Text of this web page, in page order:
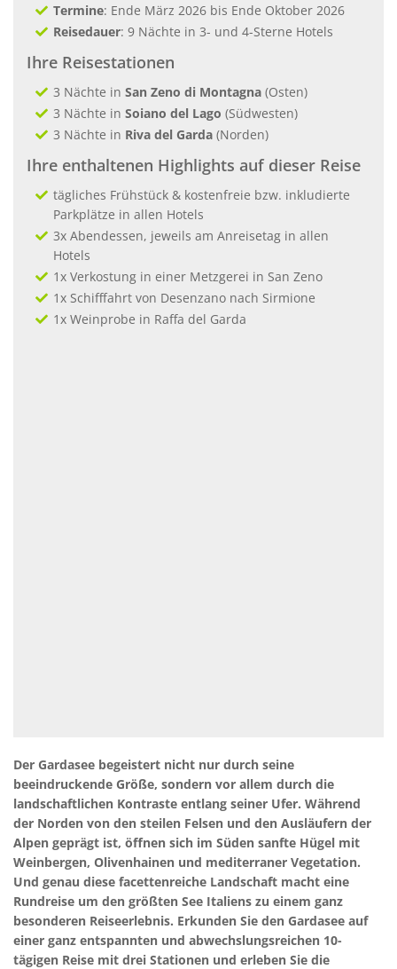
Termine: Ende März 2026 bis Ende Oktober 2026
Reisedauer: 9 Nächte in 3- und 4-Sterne Hotels
Ihre Reisestationen
3 Nächte in San Zeno di Montagna (Osten)
3 Nächte in Soiano del Lago (Südwesten)
3 Nächte in Riva del Garda (Norden)
Ihre enthaltenen Highlights auf dieser Reise
tägliches Frühstück & kostenfreie bzw. inkludierte
Parkplätze in allen Hotels
3x Abendessen, jeweils am Anreisetag in allen
Hotels
1x Verkostung in einer Metzgerei in San Zeno
1x Schifffahrt von Desenzano nach Sirmione
1x Weinprobe in Raffa del Garda
Der Gardasee begeistert nicht nur durch seine
beeindruckende Größe, sondern vor allem durch die
landschaftlichen Kontraste entlang seiner Ufer. Während
der Norden von den steilen Felsen und den Ausläufern der
Alpen geprägt ist, öffnen sich im Süden sanfte Hügel mit
Weinbergen, Olivenhainen und mediterraner Vegetation.
Und genau diese facettenreiche Landschaft macht eine
Rundreise um den größten See Italiens zu einem ganz
besonderen Reiseerlebnis. Erkunden Sie den Gardasee auf
einer ganz entspannten und abwechslungsreichen 10-
tägigen Reise mit drei Stationen und erleben Sie die